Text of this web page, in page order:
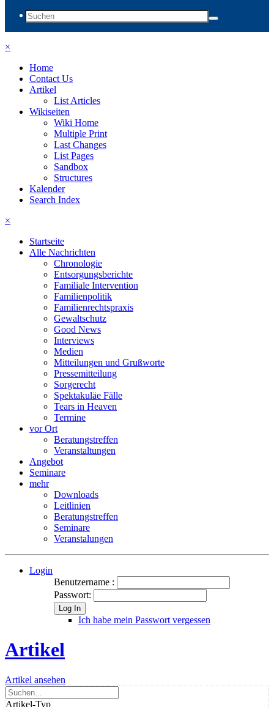
×
Home
Contact Us
Artikel
List Articles
Wikiseiten
Wiki Home
Multiple Print
Last Changes
List Pages
Sandbox
Structures
Kalender
Search Index
×
Startseite
Alle Nachrichten
Chronologie
Entsorgungsberichte
Familiale Intervention
Familienpolitik
Familienrechtspraxis
Gewaltschutz
Good News
Interviews
Medien
Mitteilungen und Grußworte
Pressemitteilung
Sorgerecht
Spektakuläe Fälle
Tears in Heaven
Termine
vor Ort
Beratungstreffen
Veranstaltungen
Angebot
Seminare
mehr
Downloads
Leitlinien
Beratungstreffen
Seminare
Veranstalungen
Login
Benutzername :
Passwort:
Log In
Ich habe mein Passwort vergessen
Artikel
Artikel ansehen
Artikel-Typ